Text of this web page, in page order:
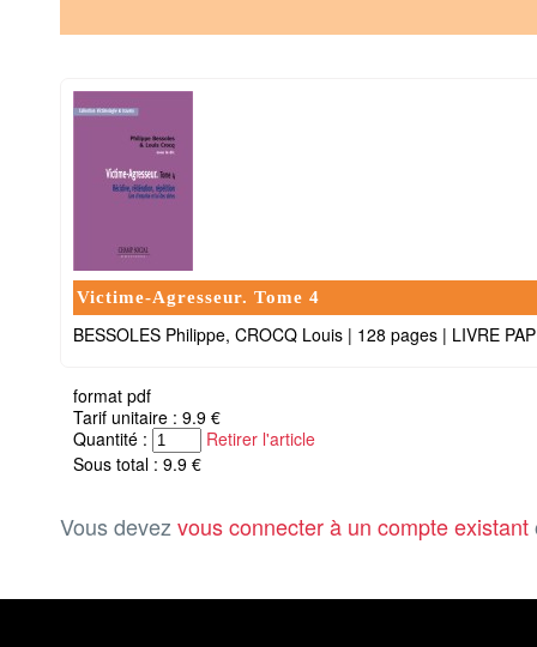
Victime-Agresseur. Tome 4
BESSOLES Philippe, CROCQ Louis | 128 pages | LIVRE
format pdf
Tarif unitaire : 9.9 €
Quantité :
Retirer l'article
Sous total : 9.9 €
Vous devez vous connecter à un compte existant